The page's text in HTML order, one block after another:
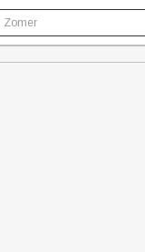
Zomer